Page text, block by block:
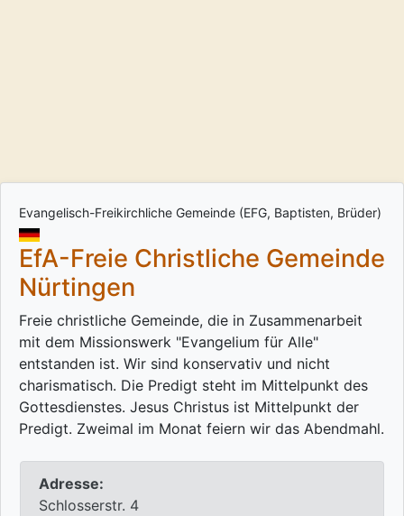
Evangelisch-Freikirchliche Gemeinde (EFG, Baptisten, Brüder)
EfA-Freie Christliche Gemeinde
Nürtingen
Freie christliche Gemeinde, die in Zusammenarbeit
mit dem Missionswerk "Evangelium für Alle"
entstanden ist. Wir sind konservativ und nicht
charismatisch. Die Predigt steht im Mittelpunkt des
Gottesdienstes. Jesus Christus ist Mittelpunkt der
Predigt. Zweimal im Monat feiern wir das Abendmahl.
Adresse:
Schlosserstr. 4